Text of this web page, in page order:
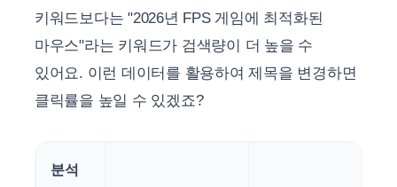
키워드보다는 "2026년 FPS 게임에 최적화된
마우스"라는 키워드가 검색량이 더 높을 수
있어요. 이런 데이터를 활용하여 제목을 변경하면
클릭률을 높일 수 있겠죠?
분석